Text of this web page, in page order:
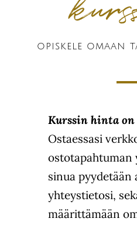
opiskele omaan
Kurssin hinta on
Ostaessasi
ostotapahtuman
sinua pyydetään
yhteystietosi,
määrittämään